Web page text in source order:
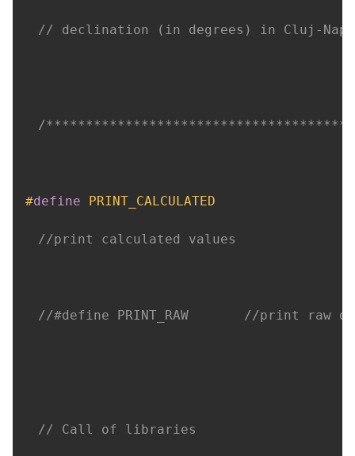
// declination (in degrees) in Cluj-
/
#define PRINT_CALCULATED
//print calculated values
//#define PRINT_RAW       //print raw
// Call of libraries